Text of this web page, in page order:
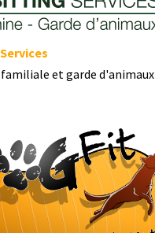
et garde d'animaux